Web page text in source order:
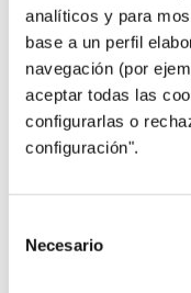
analíticos y para
base a un perfil
navegación (por
aceptar todas las
configurarlas o
configuración".
Necesario
Zoraida es una
adultos desde
dependencia
trastornos de
opositores.
psicología
deportistas de
en proyectos